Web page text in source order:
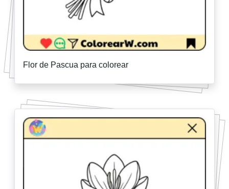
Flor de Pascua para colorear